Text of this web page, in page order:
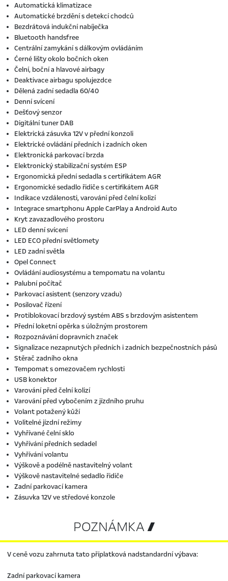
Automatická klimatizace
Automatické brzdění s detekcí chodců
Bezdrátová indukční nabíječka
Bluetooth handsfree
Centrální zamykání s dálkovým ovládáním
Ćerné lišty okolo bočních oken
Čelní, boční a hlavové airbagy
Deaktivace airbagu spolujezdce
Dělená zadní sedadla 60/40
Denní svícení
Dešťový senzor
Digitální tuner DAB
Elektrická zásuvka 12V v přední konzoli
Elektrické ovládání předních i zadních oken
Elektronická parkovací brzda
Elektronický stabilizační systém ESP
Ergonomická přední sedadla s certifikátem AGR
Ergonomické sedadlo řidiče s certifikátem AGR
Indikace vzdálenosti, varování před čelní kolizí
Integrace smartphonu Apple CarPlay a Android Auto
Kryt zavazadlového prostoru
LED denní svícení
LED ECO přední světlomety
LED zadní světla
Opel Connect
Ovládání audiosystému a tempomatu na volantu
Palubní počítač
Parkovací asistent (senzory vzadu)
Posilovač řízení
Protiblokovací brzdový systém ABS s brzdovým asistentem
Přední loketní opěrka s úložným prostorem
Rozpoznávání dopravních značek
Signalizace nezapnutých předních i zadních bezpečnostních pásů
Stěrač zadního okna
Tempomat s omezovačem rychlosti
USB konektor
Varování před čelní kolizí
Varování před vybočením z jízdního pruhu
Volant potažený kůží
Volitelné jízdní režimy
Vyhřívané čelní sklo
Vyhřívání předních sedadel
Vyhřívání volantu
Výškově a podélně nastavitelný volant
Výškově nastavitelné sedadlo řidiče
Zadní parkovací kamera
Zásuvka 12V ve středové konzole
POZNÁMKA 
V ceně vozu zahrnuta tato příplatková nadstandardní výbava:
Zadní parkovací kamera